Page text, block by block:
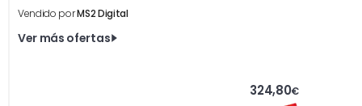
Vendido porMS2 Digital
Ver más ofertas
324,80€